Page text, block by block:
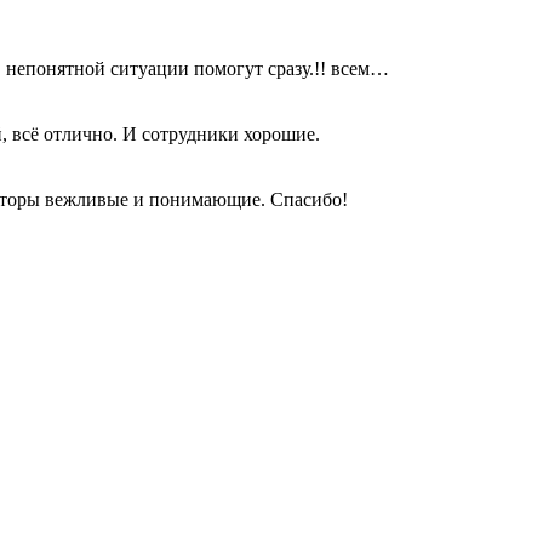
ситуации помогут сразу.!! всем…
всё отлично. И сотрудники хорошие.
вежливые и понимающие. Спасибо!